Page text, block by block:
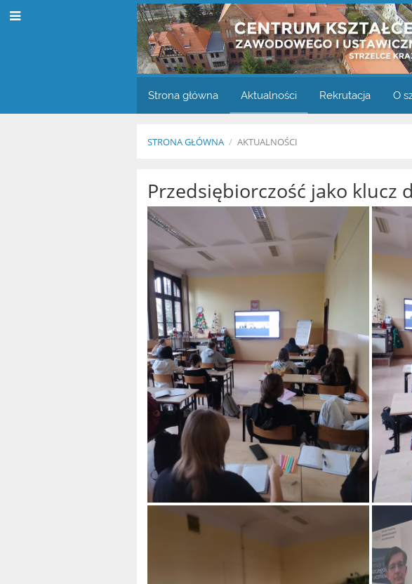
Strona główna Aktualności Rekrutacja O
STRONA GŁÓWNA / AKTUALNOŚCI
Aktualności
Przedsiębiorczość jako klucz